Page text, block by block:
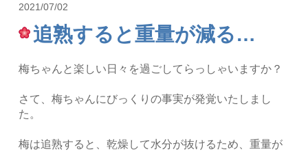
2021/07/02
追熟すると重量が減る…
梅ちゃんと楽しい日々を過ごしてらっしゃいますか？
さて、梅ちゃんにびっくりの事実が発覚いたしまし
た。
梅は追熟すると、乾燥して水分が抜けるため、重量が